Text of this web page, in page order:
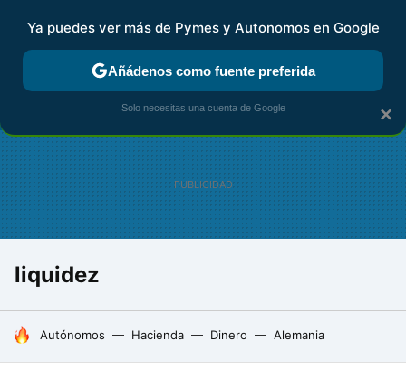
FISCALIDAD Y CONTABILIDAD KIT DIGITAL RENTA
liquidez
HOY SE HABLA DE
Autónomos Hacienda Dinero Alemania
×
Ya puedes ver más de Pymes y Autonomos en Google
Añádenos como fuente preferida
Solo necesitas una cuenta de Google